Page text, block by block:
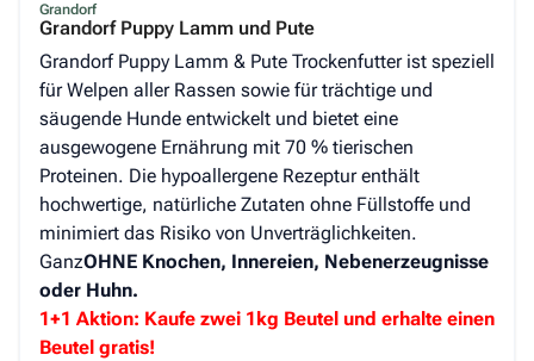
Grandorf
Grandorf Puppy Lamm und Pute
Grandorf Puppy Lamm & Pute Trockenfutter ist speziell
für Welpen aller Rassen sowie für trächtige und
säugende Hunde entwickelt und bietet eine
ausgewogene Ernährung mit 70 % tierischen
Proteinen. Die hypoallergene Rezeptur enthält
hochwertige, natürliche Zutaten ohne Füllstoffe und
minimiert das Risiko von Unverträglichkeiten.
GanzOHNE Knochen, Innereien, Nebenerzeugnisse
oder Huhn.
1+1 Aktion: Kaufe zwei 1kg Beutel und erhalte einen
Beutel gratis!